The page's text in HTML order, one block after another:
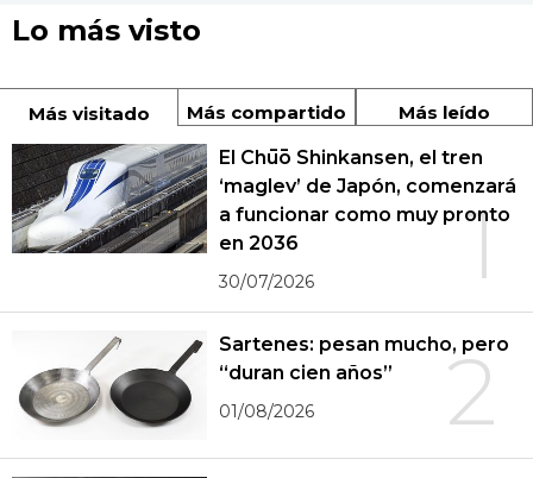
Lo más visto
Más visitado Más compartido Más leído
1
El Chūō Shinkansen, el tren
‘maglev’ de Japón, comenzará
a funcionar como muy pronto
en 2036
30/07/2026
2
Sartenes: pesan mucho, pero
“duran cien años”
01/08/2026